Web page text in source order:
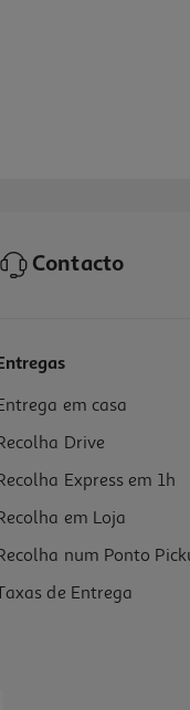
Contacto
em casa
Drive
Express em 1h
em Loja
num Ponto
de Entrega